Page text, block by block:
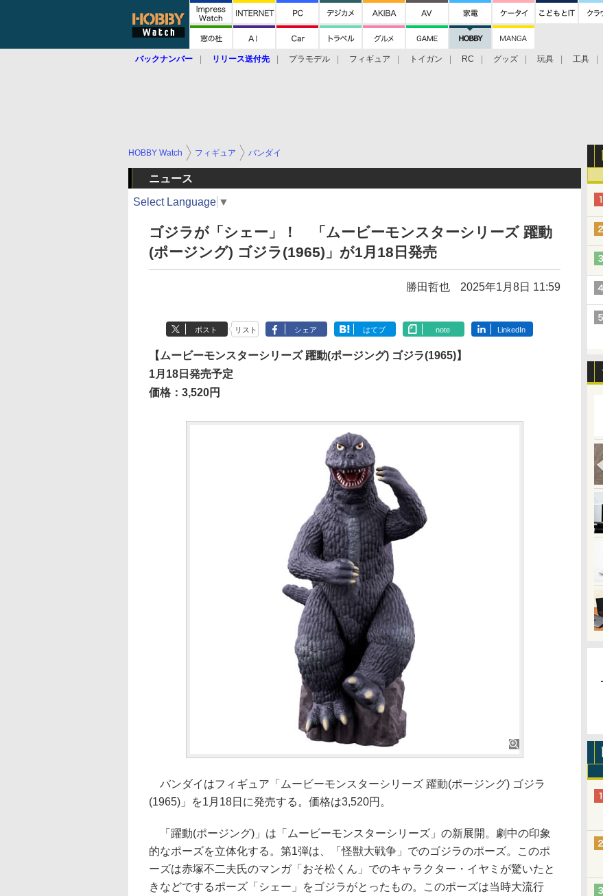
バックナンバー リリース送付先 プラモデル フィギュア トイガン RC グッズ 玩具 工具
HOBBY Watch フィギュア バンダイ
ニュース
Select Language ▼
ゴジラが「シェー」！ 「ムービーモンスターシリーズ 躍動
(ポージング) ゴジラ(1965)」が1月18日発売
勝田哲也 2025年1月8日 11:59
ポスト リスト シェア はてブ note LinkedIn
【ムービーモンスターシリーズ 躍動(ポージング) ゴジラ(1965)】
1月18日発売予定
価格：3,520円
バンダイはフィギュア「ムービーモンスターシリーズ 躍動(ポージング) ゴジラ
(1965)」を1月18日に発売する。価格は3,520円。
「躍動(ポージング)」は「ムービーモンスターシリーズ」の新展開。劇中の印象
的なポーズを立体化する。第1弾は、「怪獣大戦争」でのゴジラのポーズ。このポ
ーズは赤塚不二夫氏のマンガ「おそ松くん」でのキャラクター・イヤミが驚いたと
きなどでするポーズ「シェー」をゴジラがとったもの。このポーズは当時大流行